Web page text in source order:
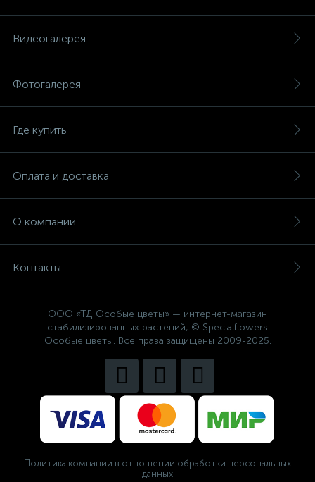
Видеогалерея
Фотогалерея
Где купить
Оплата и доставка
О компании
Контакты
ООО «ТД Особые цветы» — интернет-магазин
стабилизированных растений, © Specialflowers
Особые цветы. Все права защищены 2009-2025.
Политика компании в отношении обработки персональных
данных